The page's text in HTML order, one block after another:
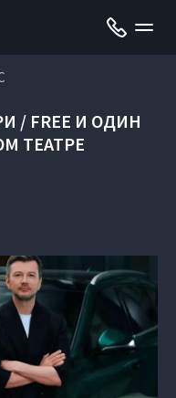
/ FREE И ОДИН
ТЕАТРЕ